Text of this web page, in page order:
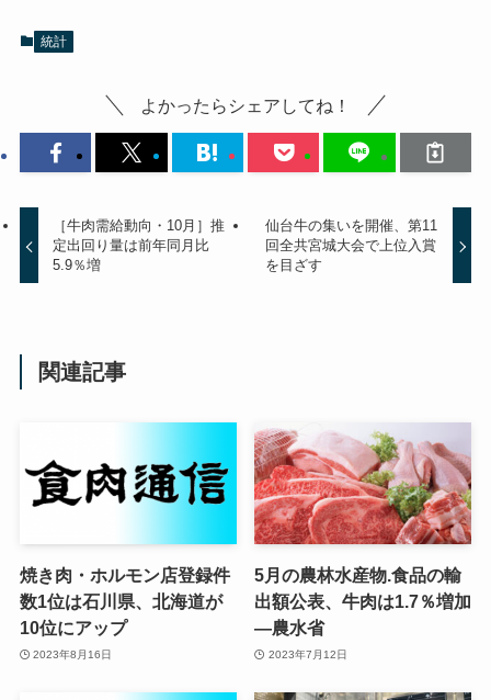
統計
よかったらシェアしてね！
［牛肉需給動向・10月］推
定出回り量は前年同月比
5.9％増
仙台牛の集いを開催、第11
回全共宮城大会で上位入賞
を目ざす
関連記事
焼き肉・ホルモン店登録件
数1位は石川県、北海道が
10位にアップ
2023年8月16日
5月の農林水産物.食品の輸
出額公表、牛肉は1.7％増加
—農水省
2023年7月12日